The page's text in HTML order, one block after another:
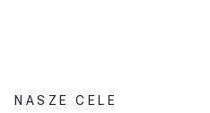
NASZE CELE